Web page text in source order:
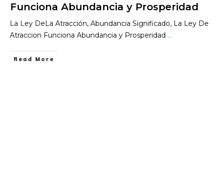
Funciona Abundancia y Prosperidad
La Ley DeLa Atracción, Abundancia Significado, La Ley De
Atraccion Funciona Abundancia y Prosperidad ...
​Read More